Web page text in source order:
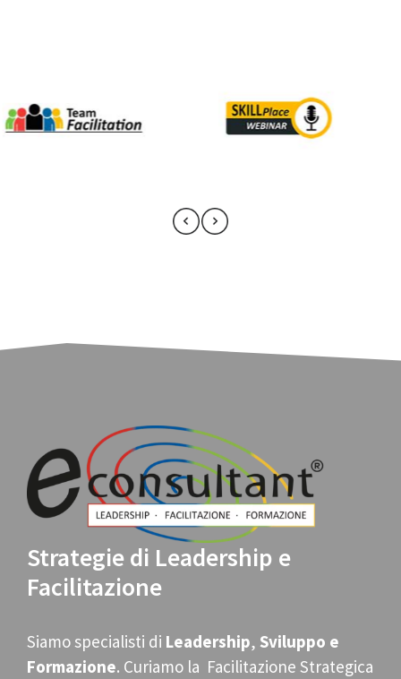
Strategie di Leadership e
Facilitazione
Siamo specialisti di Leadership, Sviluppo e
Formazione. Curiamo la Facilitazione Strategica